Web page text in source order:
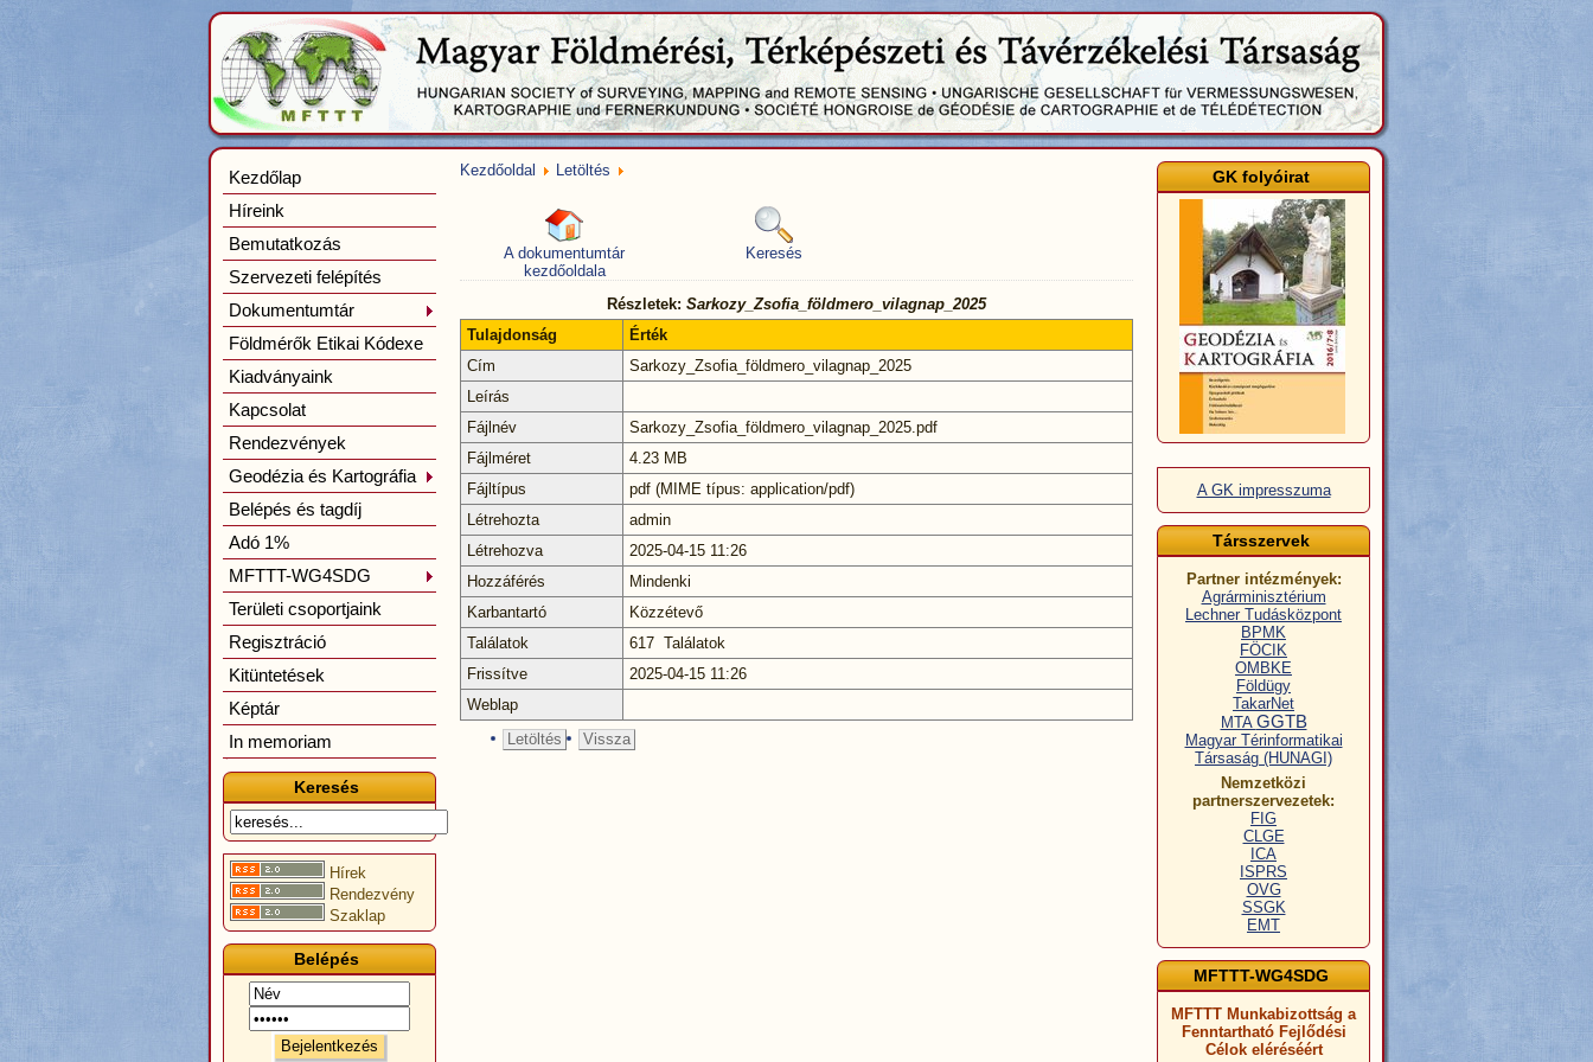
Kezdőlap
Híreink
Bemutatkozás
Szervezeti felépítés
Dokumentumtár
Földmérők Etikai Kódexe
Kiadványaink
Kapcsolat
Rendezvények
Geodézia és Kartográfia
Belépés és tagdíj
Adó 1%
MFTTT-WG4SDG
Területi csoportjaink
Regisztráció
Kitüntetések
Képtár
In memoriam
Keresés
Hírek
Rendezvény
Szaklap
Belépés
Kezdőoldal Letöltés
A dokumentumtár
kezdőoldala
Keresés
Részletek: Sarkozy_Zsofia_földmero_vilagnap_2025
Tulajdonság
Érték
Cím
Sarkozy_Zsofia_földmero_vilagnap_2025
Leírás
Fájlnév
Sarkozy_Zsofia_földmero_vilagnap_2025.pdf
Fájlméret
4.23 MB
Fájltípus
pdf (MIME típus: application/pdf)
Létrehozta
admin
Létrehozva
2025-04-15 11:26
Hozzáférés
Mindenki
Karbantartó
Közzétevő
Találatok
617 Találatok
Frissítve
2025-04-15 11:26
Weblap
Letöltés
Vissza
GK folyóirat
A GK impresszuma
Társszervek
Partner intézmények:
Agrárminisztérium
Lechner Tudásközpont
BPMK
FÖCIK
OMBKE
Földügy
TakarNet
MTA GGTB
Magyar Térinformatikai
Társaság (HUNAGI)
Nemzetközi
partnerszervezetek:
FIG
CLGE
ICA
ISPRS
OVG
SSGK
EMT
MFTTT-WG4SDG
MFTTT Munkabizottság a
Fenntartható Fejlődési
Célok eléréséért